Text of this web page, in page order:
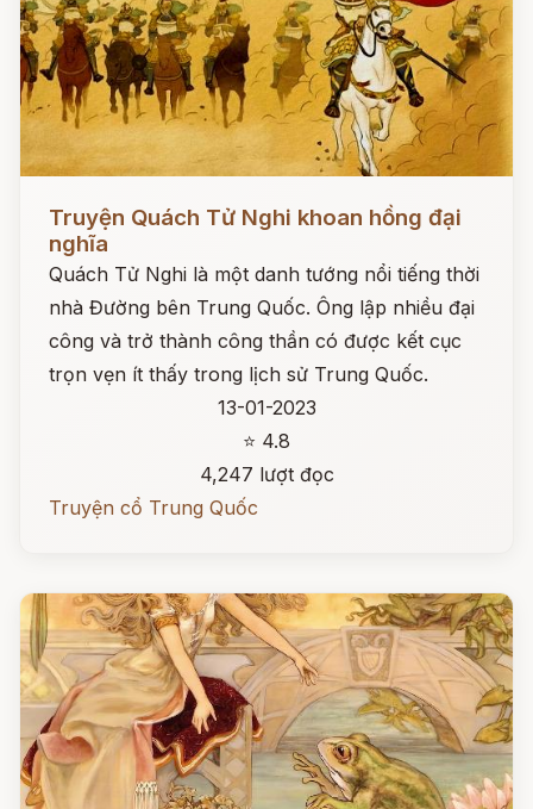
Truyện Quách Tử Nghi khoan hồng đại
nghĩa
Quách Tử Nghi là một danh tướng nổi tiếng thời
nhà Đường bên Trung Quốc. Ông lập nhiều đại
công và trở thành công thần có được kết cục
trọn vẹn ít thấy trong lịch sử Trung Quốc.
13-01-2023
⭐ 4.8
4,247 lượt đọc
Truyện cổ Trung Quốc